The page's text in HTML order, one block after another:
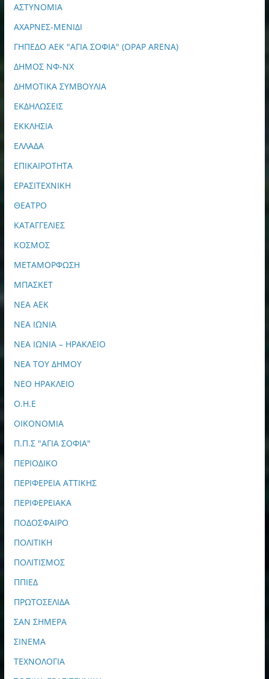
ΑΣΤΥΝΟΜΙΑ
ΑΧΑΡΝΕΣ-ΜΕΝΙΔΙ
ΓΗΠΕΔΟ ΑΕΚ "ΑΓΙΑ ΣΟΦΙΑ" (OPAP ARENA)
ΔΗΜΟΣ ΝΦ-ΝΧ
ΔΗΜΟΤΙΚΑ ΣΥΜΒΟΥΛΙΑ
ΕΚΔΗΛΩΣΕΙΣ
ΕΚΚΛΗΣΙΑ
ΕΛΛΑΔΑ
ΕΠΙΚΑΙΡΟΤΗΤΑ
ΕΡΑΣΙΤΕΧΝΙΚΗ
ΘΕΑΤΡΟ
ΚΑΤΑΓΓΕΛΙΕΣ
ΚΟΣΜΟΣ
ΜΕΤΑΜΟΡΦΩΣΗ
ΜΠΑΣΚΕΤ
ΝΕΑ ΑΕΚ
ΝΕΑ ΙΩΝΙΑ
ΝΕΑ ΙΩΝΙΑ – ΗΡΑΚΛΕΙΟ
ΝΕΑ ΤΟΥ ΔΗΜΟΥ
ΝΕΟ ΗΡΑΚΛΕΙΟ
Ο.Η.Ε
ΟΙΚΟΝΟΜΙΑ
Π.Π.Σ "ΑΓΙΑ ΣΟΦΙΑ"
ΠΕΡΙΟΔΙΚΟ
ΠΕΡΙΦΕΡΕΙΑ ΑΤΤΙΚΗΣ
ΠΕΡΙΦΕΡΕΙΑΚΑ
ΠΟΔΟΣΦΑΙΡΟ
ΠΟΛΙΤΙΚΗ
ΠΟΛΙΤΙΣΜΟΣ
ΠΠΙΕΔ
ΠΡΩΤΟΣΕΛΙΔΑ
ΣΑΝ ΣΗΜΕΡΑ
ΣΙΝΕΜΑ
ΤΕΧΝΟΛΟΓΙΑ